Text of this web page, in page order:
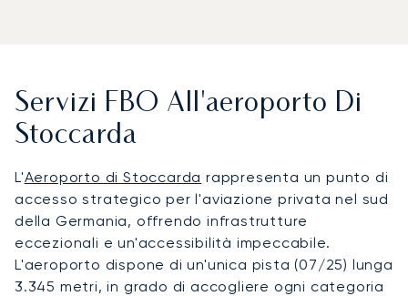
Servizi FBO All'aeroporto Di
Stoccarda
L'Aeroporto di Stoccarda rappresenta un punto di
accesso strategico per l'aviazione privata nel sud
della Germania, offrendo infrastrutture
eccezionali e un'accessibilità impeccabile.
L'aeroporto dispone di un'unica pista (07/25) lunga
3.345 metri, in grado di accogliere ogni categoria